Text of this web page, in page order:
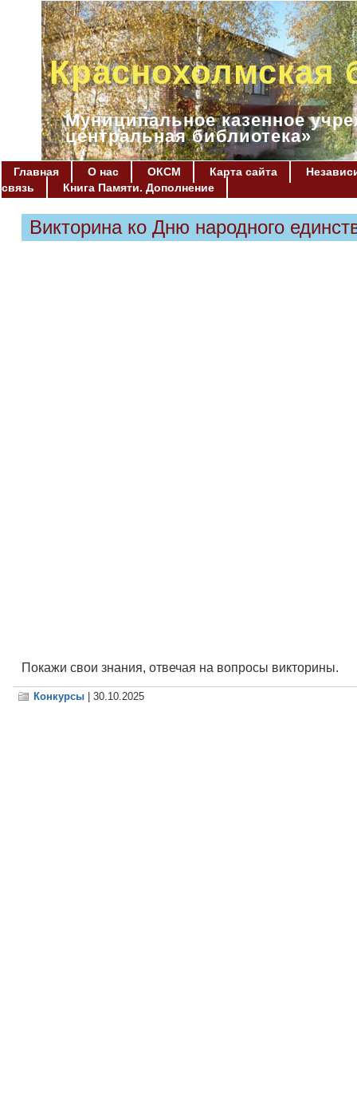
Краснохолмская
Муниципальное казенное
центральная библиотека»
Главная О нас ОКСМ Карта сайта
связь
Книга Памяти. Дополнение
Викторина ко Дню народного
Покажи свои знания, отвечая на вопросы викторины.
Конкурсы | 30.10.2025